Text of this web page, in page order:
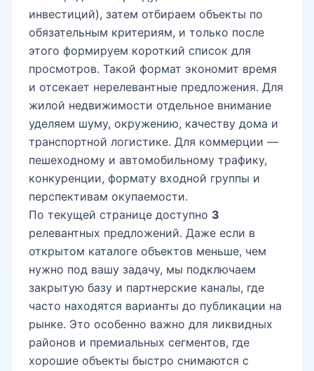
инвестиций), затем отбираем объекты по
обязательным критериям, и только после
этого формируем короткий список для
просмотров. Такой формат экономит время
и отсекает нерелевантные предложения. Для
жилой недвижимости отдельное внимание
уделяем шуму, окружению, качеству дома и
транспортной логистике. Для коммерции —
пешеходному и автомобильному трафику,
конкуренции, формату входной группы и
перспективам окупаемости.
По текущей странице доступно 3
релевантных предложений. Даже если в
открытом каталоге объектов меньше, чем
нужно под вашу задачу, мы подключаем
закрытую базу и партнерские каналы, где
часто находятся варианты до публикации на
рынке. Это особенно важно для ликвидных
районов и премиальных сегментов, где
хорошие объекты быстро снимаются с